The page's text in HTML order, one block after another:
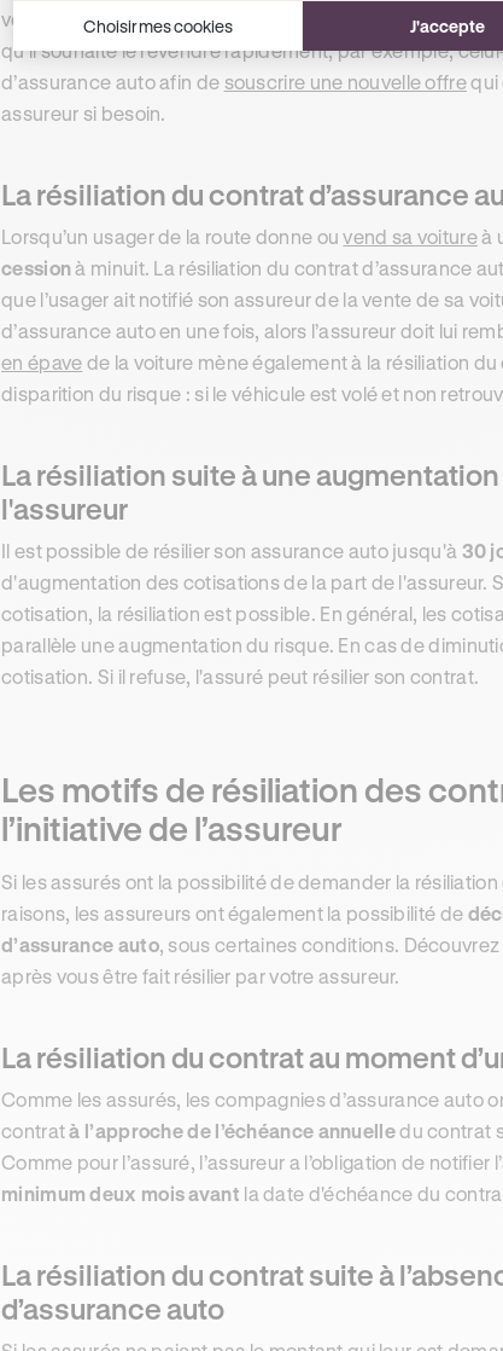
véhicule motorisé. Cependant, si le nouveau
qu’il souhaite le revendre rapidement, par exemple,
d’assurance auto afin de souscrire une nouvelle offrequi
assureur si besoin.
La résiliation du contrat d’assurance
Lorsqu’un usager de la route donne ouvend sa voitureà
cessionà minuit. La résiliation du contrat d’assurance
que l’usager ait notifié son assureur de la vente de sa
d’assurance auto en une fois, alors l’assureur doit lui
en épave de la voiture mène également à la résiliation
disparition du risque : si le véhicule est volé et non
La résiliation suite à une
l'assureur
Il est possible de résilier son assurance auto jusqu'à 30
d'augmentation des cotisations de la part de l'assureur.
cotisation, la résiliation est possible. En général, les
parallèle une augmentation du risque. En cas de
cotisation. Si il refuse, l'assuré peut résilier son contrat.
Les motifs de résiliation des
l’initiative de l’assureur
Si les assurés ont la possibilité de demander la
raisons, les assureurs ont également la possibilité de
d’assurance auto, sous certaines conditions.
après vous être fait résilier par votre assureur.
La résiliation du contrat au moment
Comme les assurés, les compagnies d’assurance auto
contratà l’approche de l’échéance annuelledu contrat
Comme pour l’assuré, l’assureur a l’obligation de
minimum deux mois avant la date d'échéance du
La résiliation du contrat suite à
d’assurance auto
Choisir mes cookies J'accepte